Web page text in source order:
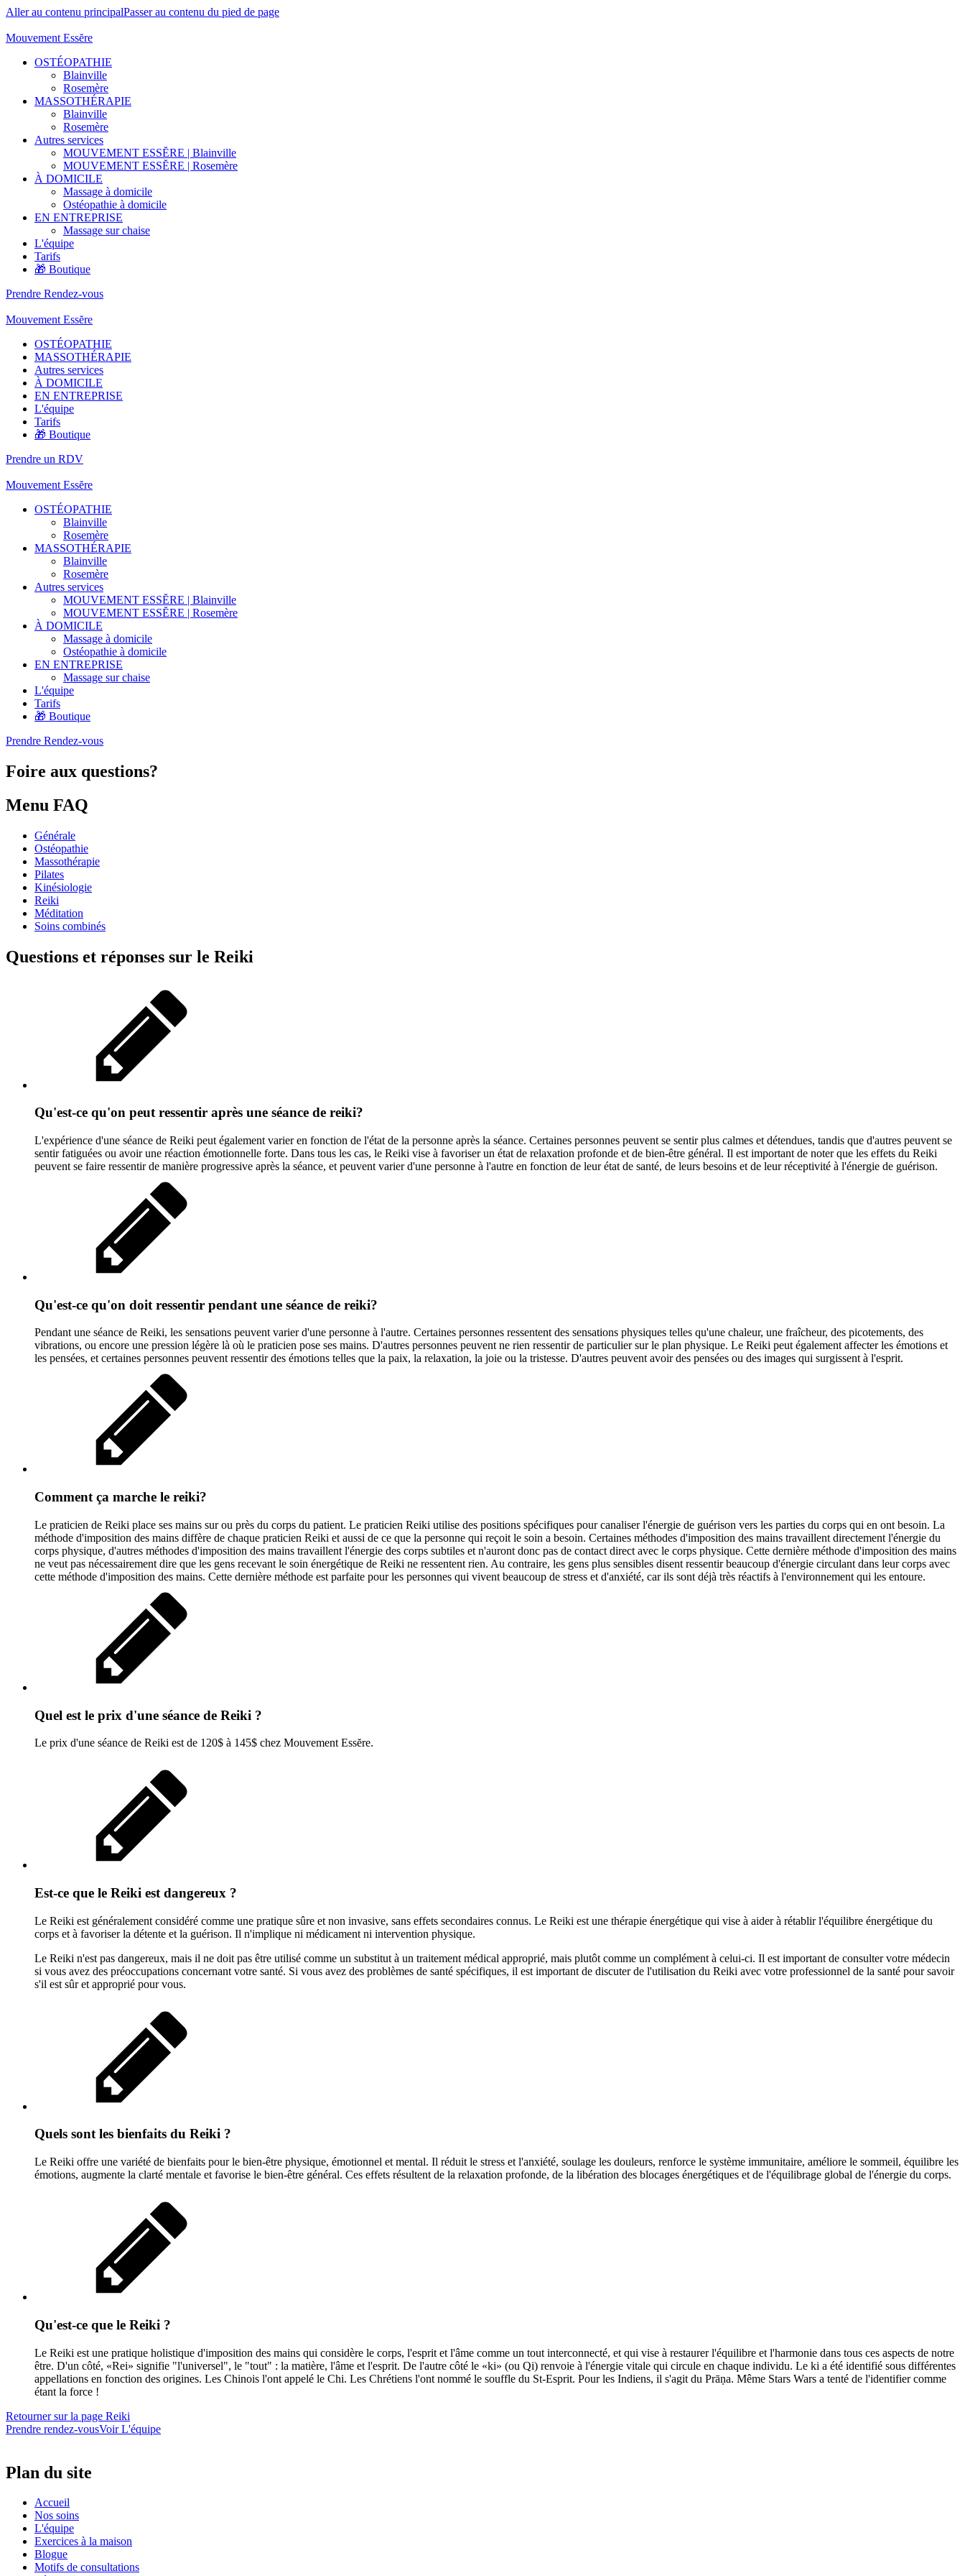
Aller au contenu principalPasser au contenu du pied de page
Mouvement Essĕre
OSTÉOPATHIE
Blainville
Rosemère
MASSOTHÉRAPIE
Blainville
Rosemère
Autres services
MOUVEMENT ESSĔRE | Blainville
MOUVEMENT ESSĔRE | Rosemère
À DOMICILE
Massage à domicile
Ostéopathie à domicile
EN ENTREPRISE
Massage sur chaise
L'équipe
Tarifs
🎁 Boutique
Prendre Rendez-vous
Mouvement Essĕre
OSTÉOPATHIE
MASSOTHÉRAPIE
Autres services
À DOMICILE
EN ENTREPRISE
L'équipe
Tarifs
🎁 Boutique
Prendre un RDV
Mouvement Essĕre
OSTÉOPATHIE
Blainville
Rosemère
MASSOTHÉRAPIE
Blainville
Rosemère
Autres services
MOUVEMENT ESSĔRE | Blainville
MOUVEMENT ESSĔRE | Rosemère
À DOMICILE
Massage à domicile
Ostéopathie à domicile
EN ENTREPRISE
Massage sur chaise
L'équipe
Tarifs
🎁 Boutique
Prendre Rendez-vous
Foire aux questions?
Menu FAQ
Générale
Ostéopathie
Massothérapie
Pilates
Kinésiologie
Reiki
Méditation
Soins combinés
Questions et réponses sur le Reiki
Qu'est-ce qu'on peut ressentir après une séance de reiki?
L'expérience d'une séance de Reiki peut également varier en fonction de l'état de la personne après la séance. Certaines personnes peuvent se sentir plus calmes et détendues, tandis que d'autres peuvent se
sentir fatiguées ou avoir une réaction émotionnelle forte. Dans tous les cas, le Reiki vise à favoriser un état de relaxation profonde et de bien-être général. Il est important de noter que les effets du Reiki
peuvent se faire ressentir de manière progressive après la séance, et peuvent varier d'une personne à l'autre en fonction de leur état de santé, de leurs besoins et de leur réceptivité à l'énergie de guérison.
Qu'est-ce qu'on doit ressentir pendant une séance de reiki?
Pendant une séance de Reiki, les sensations peuvent varier d'une personne à l'autre. Certaines personnes ressentent des sensations physiques telles qu'une chaleur, une fraîcheur, des picotements, des
vibrations, ou encore une pression légère là où le praticien pose ses mains. D'autres personnes peuvent ne rien ressentir de particulier sur le plan physique. Le Reiki peut également affecter les émotions et
les pensées, et certaines personnes peuvent ressentir des émotions telles que la paix, la relaxation, la joie ou la tristesse. D'autres peuvent avoir des pensées ou des images qui surgissent à l'esprit.
Comment ça marche le reiki?
Le praticien de Reiki place ses mains sur ou près du corps du patient. Le praticien Reiki utilise des positions spécifiques pour canaliser l'énergie de guérison vers les parties du corps qui en ont besoin. La
méthode d'imposition des mains diffère de chaque praticien Reiki et aussi de ce que la personne qui reçoit le soin a besoin. Certaines méthodes d'imposition des mains travaillent directement l'énergie du
corps physique, d'autres méthodes d'imposition des mains travaillent l'énergie des corps subtiles et n'auront donc pas de contact direct avec le corps physique. Cette dernière méthode d'imposition des mains
ne veut pas nécessairement dire que les gens recevant le soin énergétique de Reiki ne ressentent rien. Au contraire, les gens plus sensibles disent ressentir beaucoup d'énergie circulant dans leur corps avec
cette méthode d'imposition des mains. Cette dernière méthode est parfaite pour les personnes qui vivent beaucoup de stress et d'anxiété, car ils sont déjà très réactifs à l'environnement qui les entoure.
Quel est le prix d'une séance de Reiki ?
Le prix d'une séance de Reiki est de 120$ à 145$ chez Mouvement Essĕre.
Est-ce que le Reiki est dangereux ?
Le Reiki est généralement considéré comme une pratique sûre et non invasive, sans effets secondaires connus. Le Reiki est une thérapie énergétique qui vise à aider à rétablir l'équilibre énergétique du
corps et à favoriser la détente et la guérison. Il n'implique ni médicament ni intervention physique.
Le Reiki n'est pas dangereux, mais il ne doit pas être utilisé comme un substitut à un traitement médical approprié, mais plutôt comme un complément à celui-ci. Il est important de consulter votre médecin
si vous avez des préoccupations concernant votre santé. Si vous avez des problèmes de santé spécifiques, il est important de discuter de l'utilisation du Reiki avec votre professionnel de la santé pour savoir
s'il est sûr et approprié pour vous.
Quels sont les bienfaits du Reiki ?
Le Reiki offre une variété de bienfaits pour le bien-être physique, émotionnel et mental. Il réduit le stress et l'anxiété, soulage les douleurs, renforce le système immunitaire, améliore le sommeil, équilibre les
émotions, augmente la clarté mentale et favorise le bien-être général. Ces effets résultent de la relaxation profonde, de la libération des blocages énergétiques et de l'équilibrage global de l'énergie du corps.
Qu'est-ce que le Reiki ?
Le Reiki est une pratique holistique d'imposition des mains qui considère le corps, l'esprit et l'âme comme un tout interconnecté, et qui vise à restaurer l'équilibre et l'harmonie dans tous ces aspects de notre
être. D'un côté, «Rei» signifie "l'universel", le "tout" : la matière, l'âme et l'esprit. De l'autre côté le «ki» (ou Qi) renvoie à l'énergie vitale qui circule en chaque individu. Le ki a été identifié sous différentes
appellations en fonction des origines. Les Chinois l'ont appelé le Chi. Les Chrétiens l'ont nommé le souffle du St-Esprit. Pour les Indiens, il s'agit du Prāṇa. Même Stars Wars a tenté de l'identifier comme
étant la force !
Retourner sur la page Reiki
Prendre rendez-vousVoir L'équipe
Plan du site
Accueil
Nos soins
L'équipe
Exercices à la maison
Blogue
Motifs de consultations